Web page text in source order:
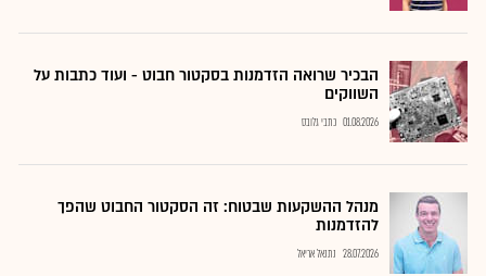
הבכיר שרואה הזדמנות בסקטור חבוט - ועוד כתבות על
השווקים
01.08.2026 כתבי גלובס
מנהל ההשקעות שבטוח: זה הסקטור החבוט שהפך
להזדמנות
28.07.2026 נתנאל אריאל